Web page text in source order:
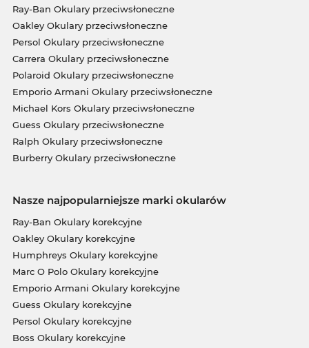
Ray-Ban Okulary przeciwsłoneczne
Oakley Okulary przeciwsłoneczne
Persol Okulary przeciwsłoneczne
Carrera Okulary przeciwsłoneczne
Polaroid Okulary przeciwsłoneczne
Emporio Armani Okulary przeciwsłoneczne
Michael Kors Okulary przeciwsłoneczne
Guess Okulary przeciwsłoneczne
Ralph Okulary przeciwsłoneczne
Burberry Okulary przeciwsłoneczne
Nasze najpopularniejsze marki okularów
Ray-Ban Okulary korekcyjne
Oakley Okulary korekcyjne
Humphreys Okulary korekcyjne
Marc O Polo Okulary korekcyjne
Emporio Armani Okulary korekcyjne
Guess Okulary korekcyjne
Persol Okulary korekcyjne
Boss Okulary korekcyjne